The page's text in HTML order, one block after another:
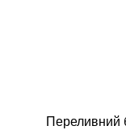
Переливний